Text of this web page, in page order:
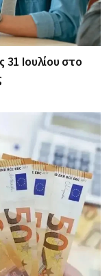
Ιουλίου στο